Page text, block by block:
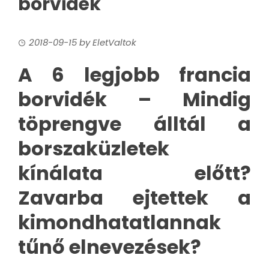
2018-09-15byEletValtok
A 6 legjobb francia
borvidék – Mindig
töprengve álltál a
borszaküzletek
kínálata előtt?
Zavarba ejtettek a
kimondhatatlannak
tűnő elnevezések?